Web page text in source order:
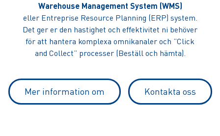
Warehouse Management System (WMS)
eller Entreprise Resource Planning (ERP) system.
Det ger er den hastighet och effektivitet ni behöver
för att hantera komplexa omnikanaler och ”Click
and Collect” processer (Beställ och hämta).
Mer information om Kontakta oss